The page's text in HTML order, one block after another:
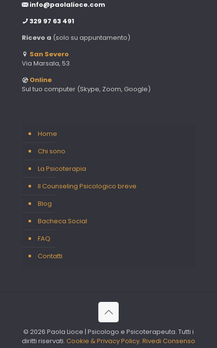
info@paolalioce.com
329 97 63 491
Ricevo a (solo su appuntamento)
San Severo
Via Marsala, 53
Online
Sul tuo computer (Skype, Zoom, Google)
Home
Chi sono
La Psicoterapia
Il Counseling Psicologico breve
Blog
Bacheca Social
FAQ
Contatti
© 2026 Paola Lioce | Psicologo e Psicoterapeuta. Tutti i
diritti riservati. Cookie & Privacy Policy. Rivedi Consenso